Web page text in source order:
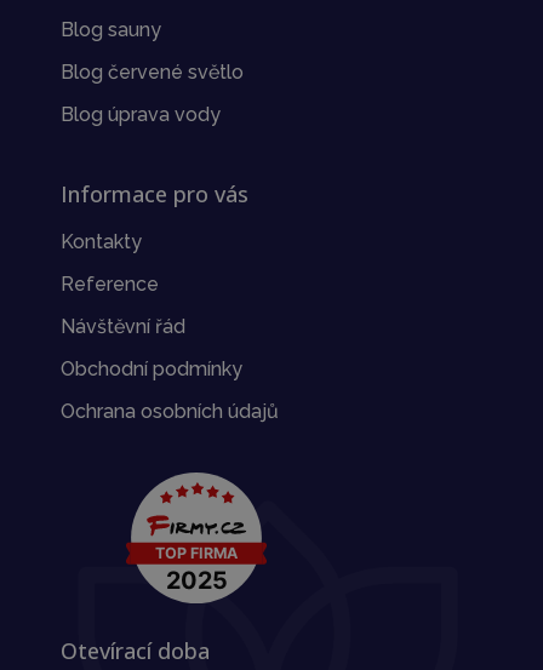
Blog sauny
Blog červené světlo
Blog úprava vody
Informace pro vás
Kontakty
Reference
Návštěvní řád
Obchodní podmínky
Ochrana osobních údajů
Otevírací doba